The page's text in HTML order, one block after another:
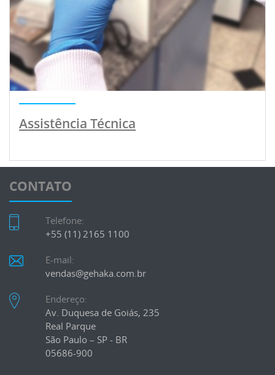
Assistência Técnica
CONTATO
Telefone:
+55 (11) 2165 1100
E-mail:
vendas@gehaka.com.br
Endereço:
Av. Duquesa de Goiás, 235
Real Parque
São Paulo – SP - BR
05686-900